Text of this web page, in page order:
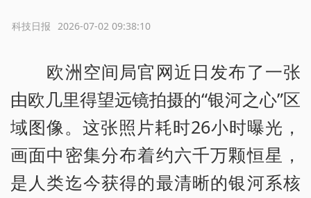
2026-07-02 09:38:10
科技日报
欧洲空间局官网近日发布了一张
由欧几里得望远镜拍摄的“银河之心”区
域图像。这张照片耗时26小时曝光，
画面中密集分布着约六千万颗恒星，
是人类迄今获得的最清晰的银河系核